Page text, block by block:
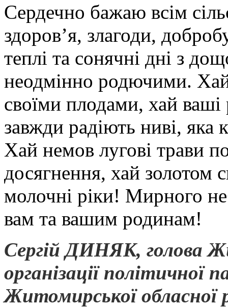
Сердечно бажаю всім
здоров’я, злагоди,
теплі та сонячні дні з
неодмінно родючими.
своїми плодами, хай
завжди радіють ниві, яка
Хай немов лугові трави
досягнення, хай золотом
молочні ріки! Мирного
вам та вашим родинам!
Сергій ДИНЯК, голова
організації
Житомирської обласної